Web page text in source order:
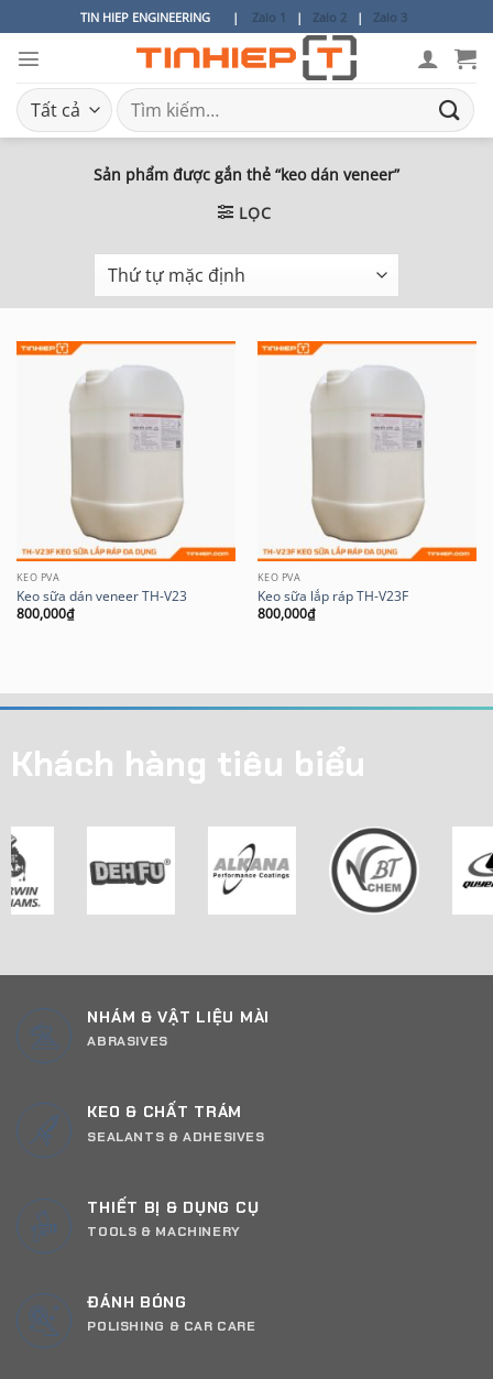
qua
nội
dung
TIN HIEP ENGINEERING | Zalo 1 | Zalo 2| Zalo 3
Tìm
kiếm:
Sản phẩm được gắn thẻ “keo dán veneer”
LỌC
KEO PVA
Keo sữa dán veneer TH-V23
800,000₫
KEO PVA
Keo sữa lắp ráp TH-V23F
800,000₫
Khách hàng tiêu biểu
NHÁM & VẬT LIỆU MÀI
ABRASIVES
KEO & CHẤT TRÁM
SEALANTS & ADHESIVES
THIẾT BỊ & DỤNG CỤ
TOOLS & MACHINERY
ĐÁNH BÓNG
POLISHING & CAR CARE